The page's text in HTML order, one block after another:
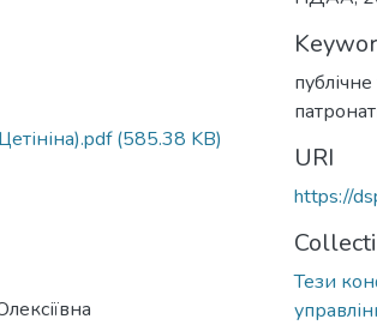
(585.38 KB)
URI
https://
Тези